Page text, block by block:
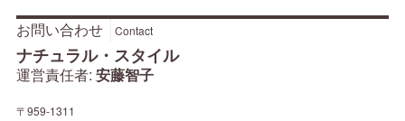
お問い合わせ Contact
ナチュラル・スタイル
運営責任者: 安藤智子
〒959-1311